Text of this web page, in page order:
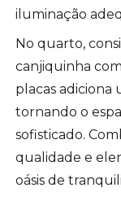
iluminação
No quarto,
canjiquinha
placas adiciona
tornando o
sofisticado.
qualidade e
oásis de